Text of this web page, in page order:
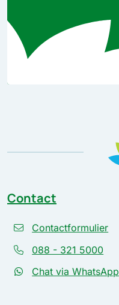
Contact
Contactformulier
088 - 321 5000
Chat via WhatsApp